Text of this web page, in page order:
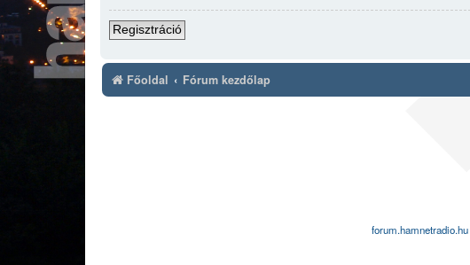
Regisztráció
Főoldal Fórum kezdőlap
forum.hamnetradio.hu